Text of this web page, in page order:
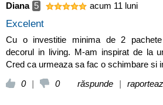
Diana 5 acum 11 luni
Excelent
Cu o investitie minima de 2
decorul in living. M-am inspirat de la
Cred ca urmeaza sa fac o schimbare si
0
| 0 răspunde |